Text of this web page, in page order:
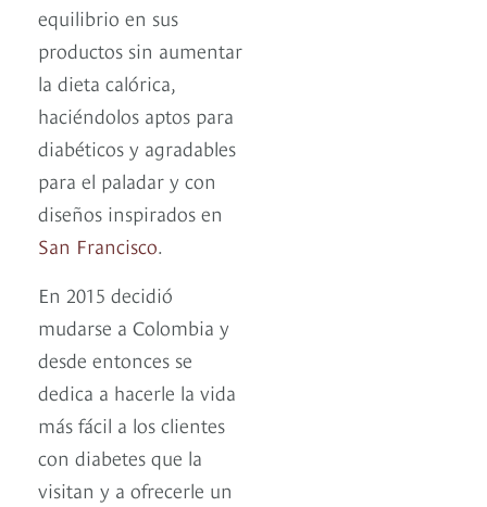
equilibrio en sus
productos sin aumentar
la dieta calórica,
haciéndolos aptos para
diabéticos y agradables
para el paladar y con
diseños inspirados en
San Francisco.
En 2015 decidió
mudarse a Colombia y
desde entonces se
dedica a hacerle la vida
más fácil a los clientes
con diabetes que la
visitan y a ofrecerle un